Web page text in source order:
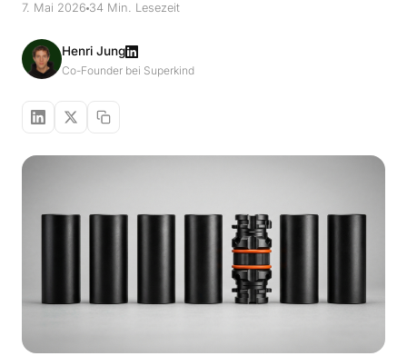
7. Mai 2026 34 Min. Lesezeit
Henri Jung
Co-Founder bei Superkind